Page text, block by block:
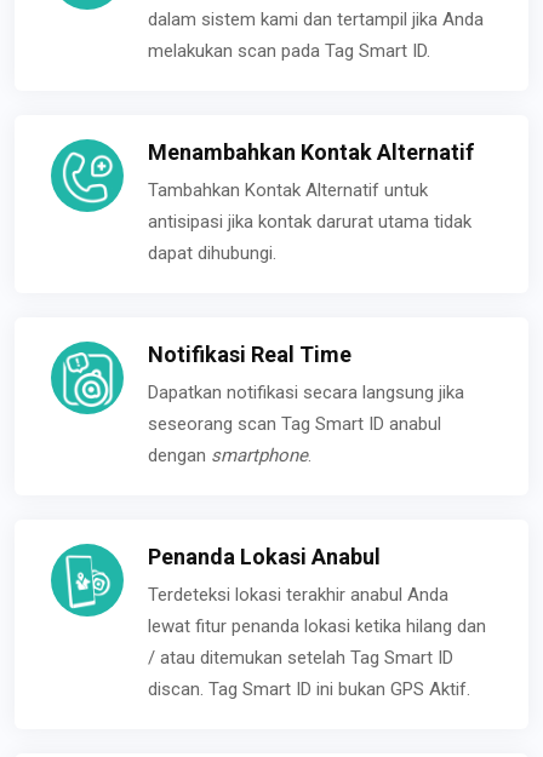
dalam sistem kami dan tertampil jika Anda
melakukan scan pada Tag Smart ID.
Menambahkan Kontak Alternatif
Tambahkan Kontak Alternatif untuk
antisipasi jika kontak darurat utama tidak
dapat dihubungi.
Notifikasi Real Time
Dapatkan notifikasi secara langsung jika
seseorang scan Tag Smart ID anabul
dengan smartphone.
Penanda Lokasi Anabul
Terdeteksi lokasi terakhir anabul Anda
lewat fitur penanda lokasi ketika hilang dan
/ atau ditemukan setelah Tag Smart ID
discan. Tag Smart ID ini bukan GPS Aktif.